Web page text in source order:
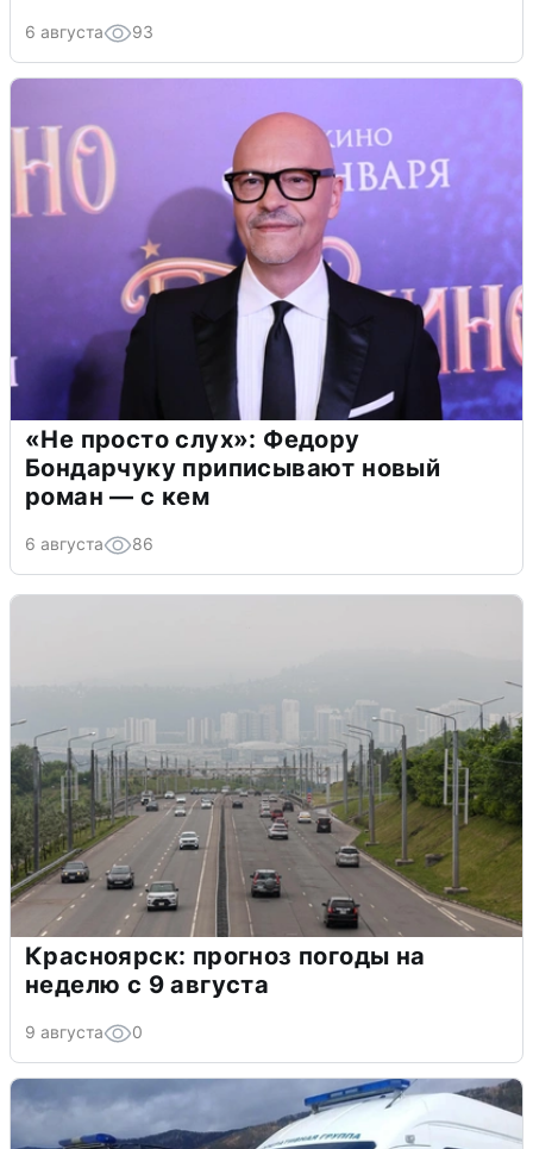
6 августа 93
«Не просто слух»: Федору
Бондарчуку приписывают новый
роман — с кем
6 августа 86
Красноярск: прогноз погоды на
неделю с 9 августа
9 августа 0